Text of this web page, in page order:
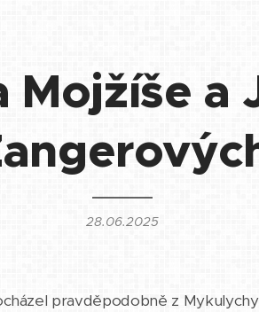
Mojžíše a
28.06.2025
pravděpodobně z